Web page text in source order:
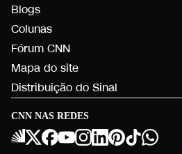
CNN NAS REDES
Blogs
Colunas
Fórum CNN
Mapa do site
Distribuição do Sinal